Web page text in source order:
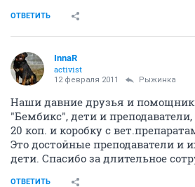
ОТВЕТИТЬ
InnaR
activist
12 февраля 2011 Рыжинка
Наши давние друзья и
"Бембикс", дети и преподаватели,
20 коп. и коробку с
Это достойные преподаватели и
дети. Спасибо за длительное
ОТВЕТИТЬ